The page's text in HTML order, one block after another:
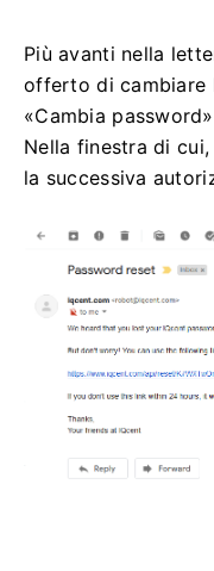
Più avanti nella
offerto di cambiare
«Cambia
Nella finestra di
la successiva